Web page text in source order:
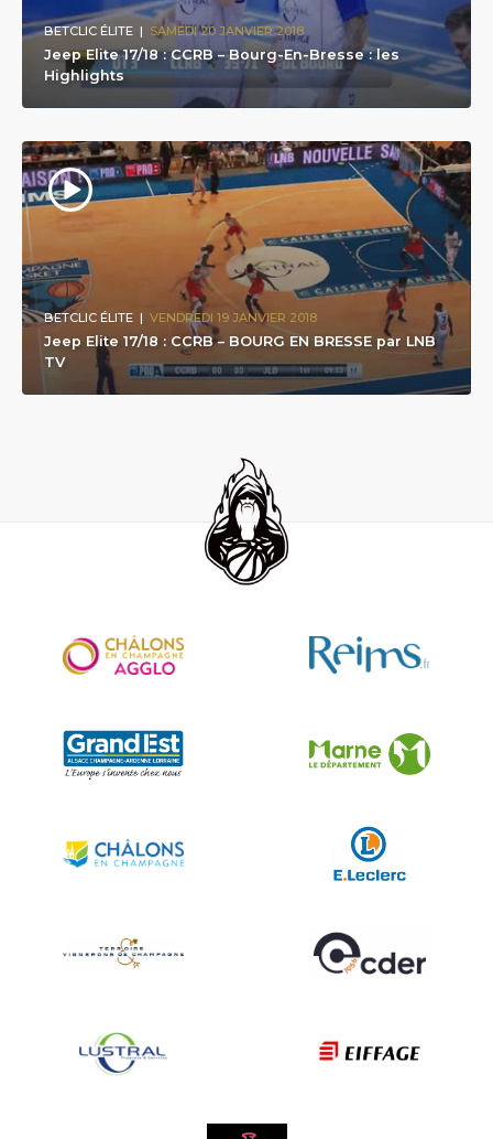
BETCLIC ÉLITE | SAMEDI 20 JANVIER 2018
Jeep Elite 17/18 : CCRB – Bourg-En-Bresse : les
Highlights
BETCLIC ÉLITE | VENDREDI 19 JANVIER 2018
Jeep Elite 17/18 : CCRB – BOURG EN BRESSE par LNB
TV